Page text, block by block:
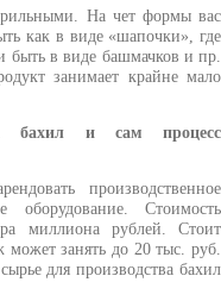
На чет формы вас
как в виде «шапочки», где
быть в виде башмачков и пр.
занимает крайне мало
бахил и сам процесс
производственное
Стоимость
миллиона рублей. Стоит
может занять до 20 тыс. руб.
для производства бахил